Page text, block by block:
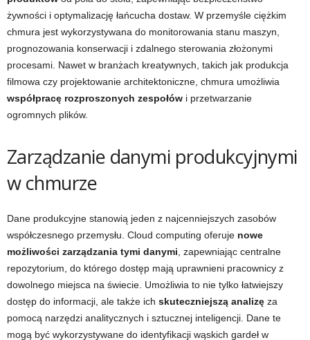
żywności i optymalizację łańcucha dostaw. W przemyśle ciężkim
chmura jest wykorzystywana do monitorowania stanu maszyn,
prognozowania konserwacji i zdalnego sterowania złożonymi
procesami. Nawet w branżach kreatywnych, takich jak produkcja
filmowa czy projektowanie architektoniczne, chmura umożliwia
współpracę rozproszonych zespołów i przetwarzanie
ogromnych plików.
Zarządzanie danymi produkcyjnymi
w chmurze
Dane produkcyjne stanowią jeden z najcenniejszych zasobów
współczesnego przemysłu. Cloud computing oferuje nowe
możliwości zarządzania tymi danymi , zapewniając centralne
repozytorium, do którego dostęp mają uprawnieni pracownicy z
dowolnego miejsca na świecie. Umożliwia to nie tylko łatwiejszy
dostęp do informacji, ale także ich skuteczniejszą analizę za
pomocą narzędzi analitycznych i sztucznej inteligencji. Dane te
mogą być wykorzystywane do identyfikacji wąskich gardeł w